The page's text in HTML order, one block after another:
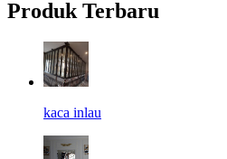
Produk Terbaru
kaca inlau